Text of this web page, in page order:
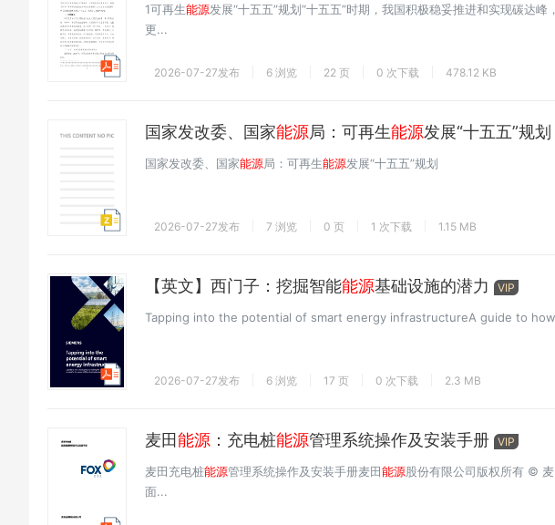
1可再生能源发展“十五五”规划“十五五”时期，我国积极稳妥推进和实现碳达峰
更...
2026-07-27发布 6 浏览 22 页 0 次下载 478.12 KB
国家发改委、国家能源局：可再生能源发展“十五五”规划
国家发改委、国家能源局：可再生能源发展“十五五”规划
2026-07-27发布 7 浏览 0 页 1 次下载 1.15 MB
【英文】西门子：挖掘智能能源基础设施的潜力 VIP
Tapping into the potential of smart energy infrastructureA guide to
2026-07-27发布 6 浏览 17 页 0 次下载 2.3 MB
麦田能源 ：充电桩能源管理系统操作及安装手册 VIP
麦田充电桩能源管理系统操作及安装手册麦田能源股份有限公司版权所有 ©
面...